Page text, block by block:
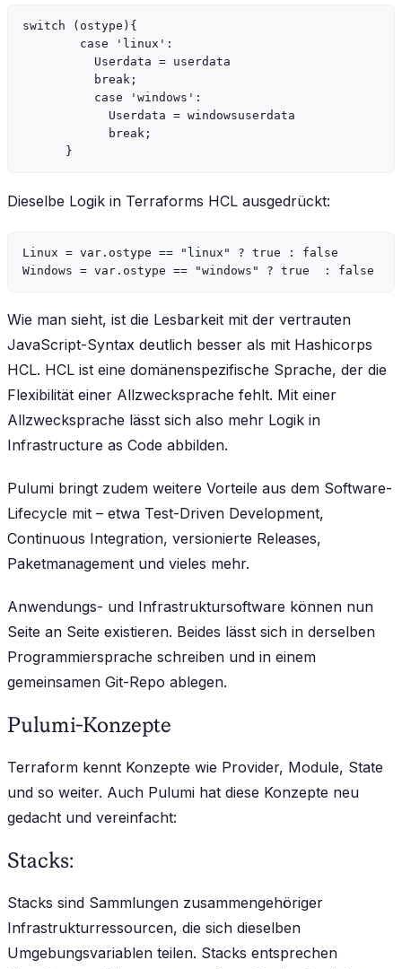
switch (ostype){
        case 'linux':
          Userdata = userdata
          break;
          case 'windows':
            Userdata = windowsuserdata
            break;
Dieselbe Logik in Terraforms HCL ausgedrückt:
Linux = var.ostype == "linux" ? true : false
Wie man sieht, ist die Lesbarkeit mit der vertrauten
JavaScript-Syntax deutlich besser als mit Hashicorps
HCL. HCL ist eine domänenspezifische Sprache, der die
Flexibilität einer Allzwecksprache fehlt. Mit einer
Allzwecksprache lässt sich also mehr Logik in
Infrastructure as Code abbilden.
Pulumi bringt zudem weitere Vorteile aus dem Software-
Lifecycle mit – etwa Test-Driven Development,
Continuous Integration, versionierte Releases,
Paketmanagement und vieles mehr.
Anwendungs- und Infrastruktursoftware können nun
Seite an Seite existieren. Beides lässt sich in derselben
Programmiersprache schreiben und in einem
gemeinsamen Git-Repo ablegen.
Pulumi-Konzepte
Terraform kennt Konzepte wie Provider, Module, State
und so weiter. Auch Pulumi hat diese Konzepte neu
gedacht und vereinfacht:
Stacks:
Stacks sind Sammlungen zusammengehöriger
Infrastrukturressourcen, die sich dieselben
Umgebungsvariablen teilen. Stacks entsprechen